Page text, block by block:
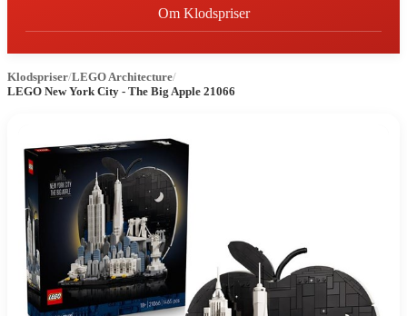
Om Klodspriser
Klodspriser/LEGO Architecture/
LEGO New York City - The Big Apple 21066